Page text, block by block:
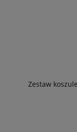
Zestaw